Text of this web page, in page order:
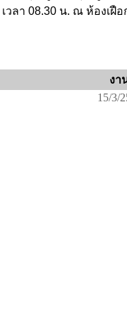
วลา 08.30 น. ณ ห้องเฝือ
งา
15/3/